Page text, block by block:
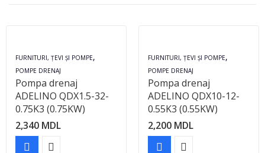
FURNITURI, ȚEVI ȘI POMPE,
POMPE DRENAJ
Pompa drenaj
ADELINO QDX1.5-32-
0.75K3 (0.75KW)
2,340 MDL
FURNITURI, ȚEVI ȘI POMPE,
POMPE DRENAJ
Pompa drenaj
ADELINO QDX10-12-
0.55K3 (0.55KW)
2,200 MDL